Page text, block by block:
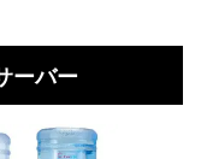
ーバー